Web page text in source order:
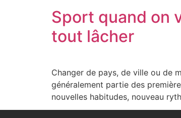
Sport quand on
tout lâcher
Changer de pays, de ville ou de
généralement partie des
nouvelles habitudes, nouveau